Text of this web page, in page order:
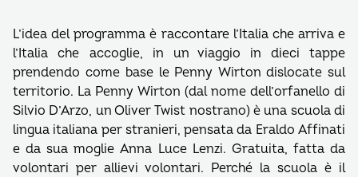
L’idea del programma è raccontare l’Italia che arriva e
l’Italia che accoglie, in un viaggio in dieci tappe
prendendo come base le Penny Wirton dislocate sul
territorio. La Penny Wirton (dal nome dell’orfanello di
Silvio D’Arzo, un Oliver Twist nostrano) è una scuola di
lingua italiana per stranieri, pensata da Eraldo Affinati
e da sua moglie Anna Luce Lenzi. Gratuita, fatta da
volontari per allievi volontari. Perché la scuola è il